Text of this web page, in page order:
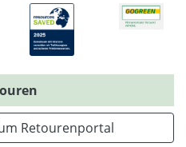
Retourenportal